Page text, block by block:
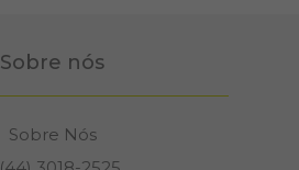
Sobre nós
Sobre Nós